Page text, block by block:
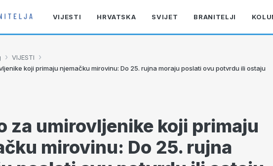
VIJESTI HRVATSKA SVIJET BRANITELJI
› VIJESTI ›
koji primaju njemačku mirovinu: Do 25. rujna moraju poslati ovu potvrdu ili ostaju
za umirovljenike koji primaju
mirovinu: Do 25. rujna